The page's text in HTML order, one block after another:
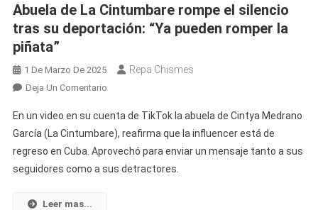
Abuela de La Cintumbare rompe el silencio
tras su deportación: “Ya pueden romper la
piñata”
1 De Marzo De 2025 Repa Chismes
Deja Un ComentarioEn
De
La
Cintumbare
Rompe
En un video en su cuenta de TikTok la abuela de Cintya Medrano
García (La Cintumbare), reafirma que la influencer está de
regreso en Cuba. Aprovechó para enviar un mensaje tanto a sus
seguidores como a sus detractores.
Leer mas...